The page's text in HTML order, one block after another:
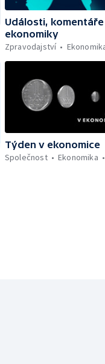
Události, komentáře
ekonomiky
Zpravodajství
Týden v ekonomice
Společnost
Ekonomika